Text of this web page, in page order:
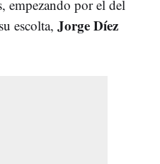
empezando por el del
escolta, Jorge Díez